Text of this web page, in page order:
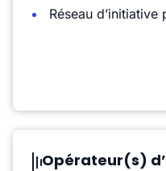
Réseau d’initiative
Opérateur(s)